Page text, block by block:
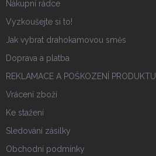
Nákupní rádce
Vyzkoušejte si to!
Jak vybrat drahokamovou směs
Doprava a platba
REKLAMACE A POŠKOZENÍ PRODUKTU
Vrácení zboží
Ke stažení
Sledování zásilky
Obchodní podmínky